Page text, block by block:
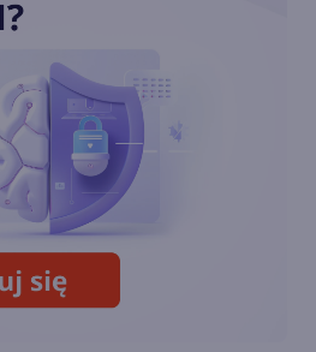
Recall - flagowa funkcja AI w
Windows 11 w końcu wydana